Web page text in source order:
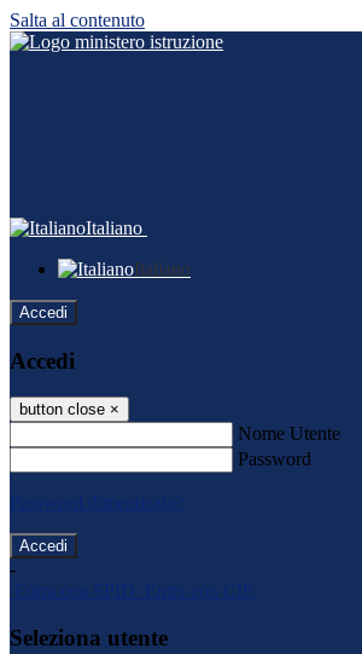
Salta al contenuto
Italiano
Italiano
Accedi
Accedi
button close ×
Nome Utente
Password
Password dimenticata?
-
Entra con SPID
Entra con CIE
Seleziona utente